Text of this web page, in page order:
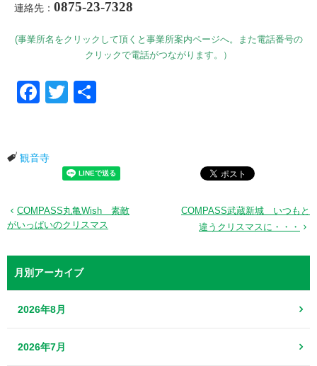
連絡先： 0875-23-7328
(事業所名をクリックして頂くと事業所案内ページへ。また電話番号の
クリックで電話がつながります。）
FacebookTwitter
観音寺
COMPASS丸亀Wish 素敵
がいっぱいのクリスマス
COMPASS武蔵新城 いつもと
違うクリスマスに・・・
月別アーカイブ
2026年8月
2026年7月